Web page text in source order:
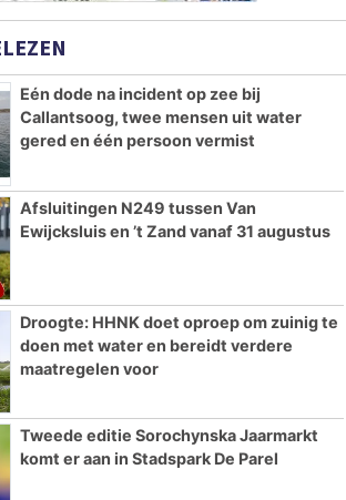
Eén dode na incident op zee bij
Callantsoog, twee mensen uit water
gered en één persoon vermist
Afsluitingen N249 tussen Van
Ewijcksluis en ’t Zand vanaf 31 augustus
Droogte: HHNK doet oproep om zuinig te
doen met water en bereidt verdere
maatregelen voor
Tweede editie Sorochynska Jaarmarkt
komt er aan in Stadspark De Parel